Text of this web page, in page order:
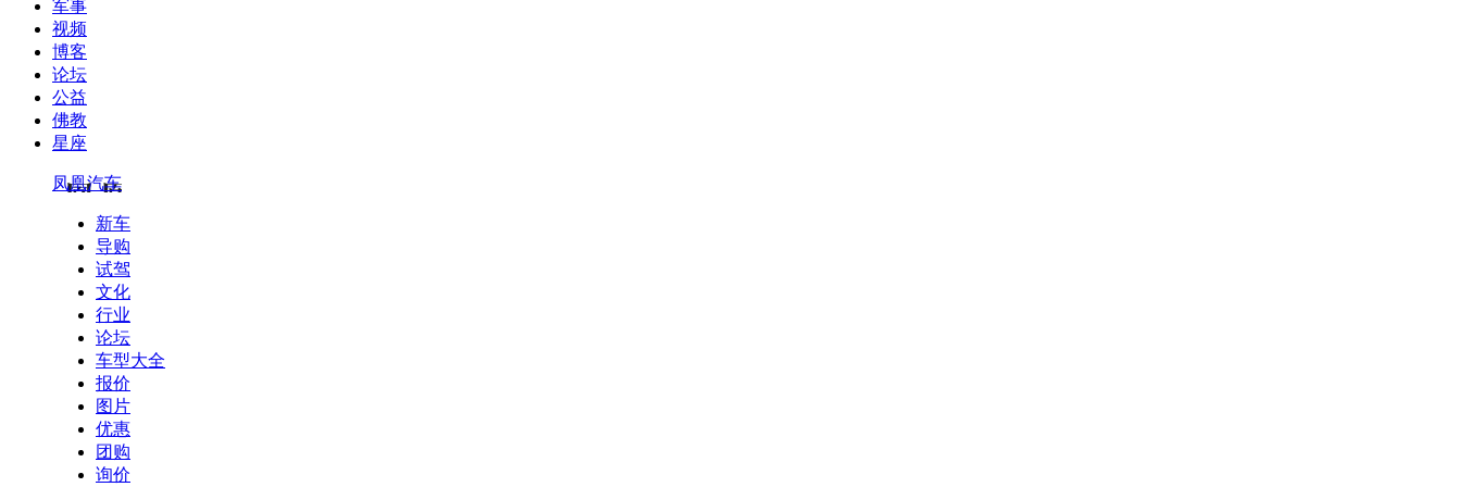
军事
视频
博客
论坛
公益
佛教
星座
凤凰汽车
新车
导购
试驾
文化
行业
论坛
车型大全
报价
图片
优惠
团购
询价